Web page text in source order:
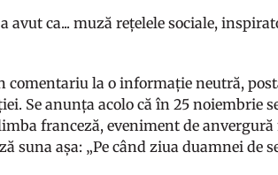
ca... muză rețelele sociale,
comentariu la o informație neutră,
Se anunța acolo că în 25 noiembrie
franceză, eveniment de
suna așa: „Pe când ziua duamnei de